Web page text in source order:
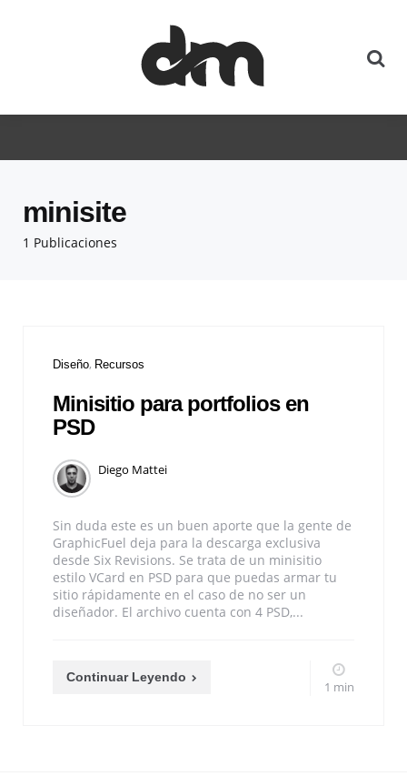
1 Publicaciones
minisite
Diseño Recursos
Minisitio para portfolios en
PSD
Diego Mattei
Sin duda este es un buen aporte que la gente de
GraphicFuel deja para la descarga exclusiva
desde Six Revisions. Se trata de un minisitio
estilo VCard en PSD para que puedas armar tu
sitio rápidamente en el caso de no ser un
diseñador. El archivo cuenta con 4 PSD,...
Continuar Leyendo
1 min